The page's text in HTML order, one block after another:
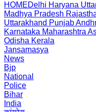
HOMEDelhi Haryana
Madhya Pradesh
Uttarakhand Punjab
Karnataka Maharashtra
Odisha Kerala
Jansamasya
News
Bjp
National
Police
Bihar
India